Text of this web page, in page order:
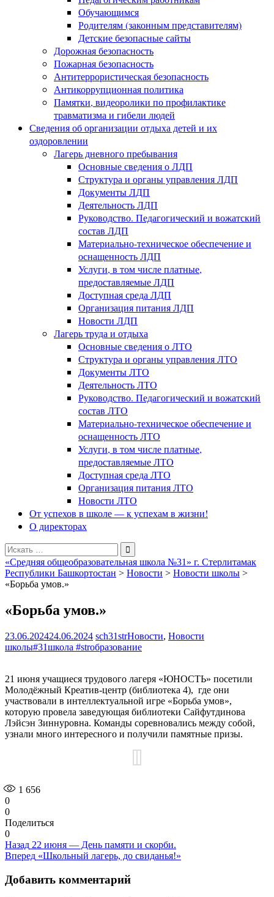
Обучающимся
Родителям (законным представителям)
Детские безопасные сайты
Дорожная безопасность
Пожарная безопасность
Антитеррористическая безопасность
Антикоррупционная политика
Памятки, видеоролики по профилактике
травматизма и гибели людей
Сведения об организации отдыха детей и их
оздоровлении
Лагерь дневного пребывания
Основные сведения о ЛДП
Структура и органы управления ЛДП
Документы ЛДП
Деятельность ЛДП
Руководство. Педагогический и вожатский
состав ЛДП
Материально-техническое обеспечение и
оснащенность ЛДП
Услуги, в том числе платные,
предоставляемые ЛДП
Доступная среда ЛДП
Организация питания ЛДП
Новости ЛДП
Лагерь труда и отдыха
Основные сведения о ЛТО
Структура и органы управления ЛТО
Документы ЛТО
Деятельность ЛТО
Руководство. Педагогический и вожатский
состав ЛТО
Материально-техническое обеспечение и
оснащенность ЛТО
Услуги, в том числе платные,
предоставляемые ЛТО
Доступная среда ЛТО
Организация питания ЛТО
Новости ЛТО
От успехов в школе — к успехам в жизни!
О директорах
Поиск
для:
«Средняя общеобразовательная школа №31» г. Стерлитамак
Республики Башкортостан > Новости > Новости школы >
«Борьба умов.»
«Борьба умов.»
23.06.202424.06.2024 sch31strНовости, Новости
школы#31школа #strобразование
21 июня учащиеся трудового лагеря «ЮНОСТЬ» посетили
Молодёжный Креатив-центр (библиотека 4), где они
участвовали в интеллектуальной игре «Борьба умов»,
которую провела заведующая библиотеки Сайфутдинова
Лэйсэн Зиннуровна. Команды соревновались между собой,
узнали много интересного и получили памятные призы.
1 656
0
0
Поделиться
0
Навигация
по
записям
Назад Предыдущая
запись:
22 июня — День памяти и скорби.
Вперед Следующая
«Школьный лагерь, до свиданья!»
Добавить комментарий